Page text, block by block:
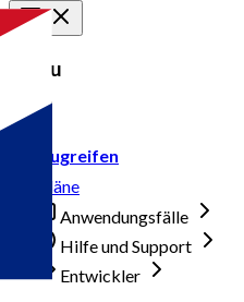
Menu
Zugreifen
Pläne
Anwendungsfälle
Hilfe und Support
Entwickler